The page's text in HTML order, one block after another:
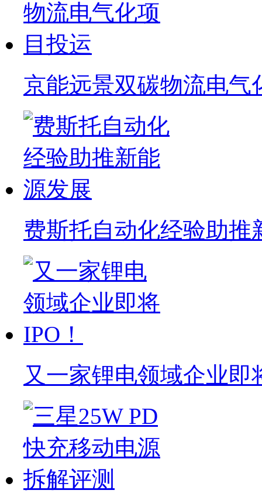
京能远景双碳物流电气
费斯托自动化经验助推
又一家锂电领域企业即